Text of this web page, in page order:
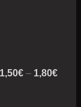
1,50€ – 1,80€1,80€